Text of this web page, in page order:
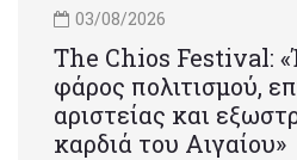
03/08/2026
Τhe Chios Festival:
φάρος πολιτισμού,
αριστείας και
καρδιά του Αιγαίου»